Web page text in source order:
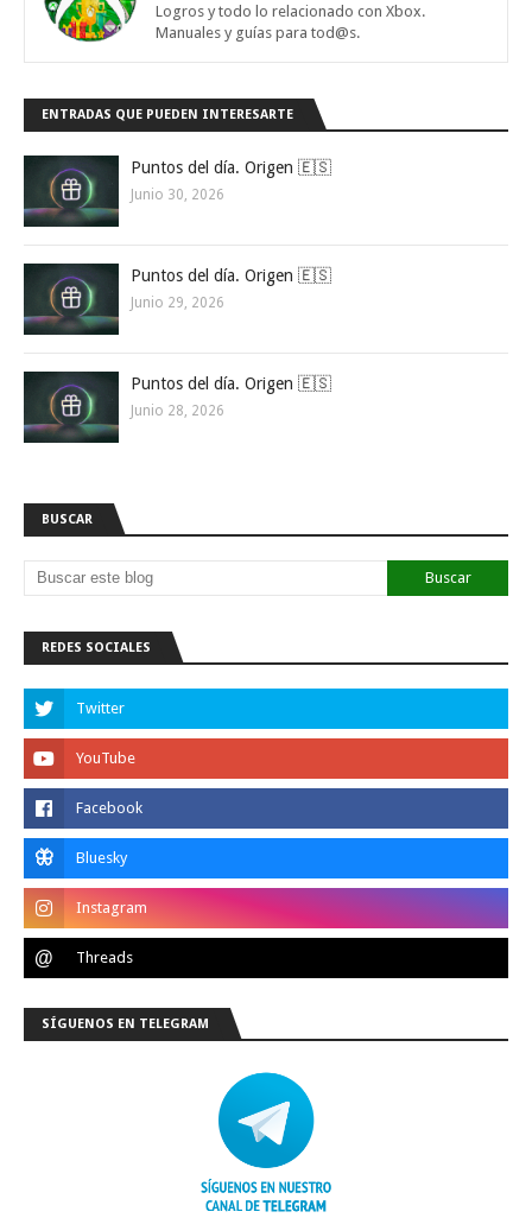
Logros y todo lo relacionado con Xbox.
Manuales y guías para tod@s.
ENTRADAS QUE PUEDEN INTERESARTE
Puntos del día. Origen 🇪🇸
Junio 30, 2026
Puntos del día. Origen 🇪🇸
Junio 29, 2026
Puntos del día. Origen 🇪🇸
Junio 28, 2026
BUSCAR
REDES SOCIALES
SÍGUENOS EN TELEGRAM